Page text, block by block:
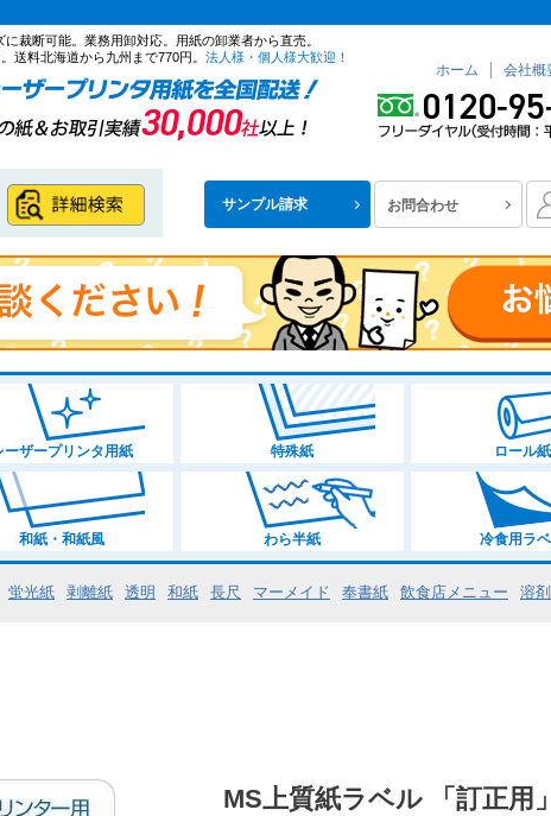
裁断可能。業務用卸対応。用紙の卸業者から直売。
送料北海道から九州まで770円。 法人様・個人様大歓迎！
ホーム 会社概
サンプル請求 お問合わせ
ーザープリンタ用紙 特殊紙 ロール紙
和紙・和紙風 わら半紙 冷食用ラ
蛍光紙 剥離紙 透明 和紙 長尺 マーメイド 奉書紙 飲食店メニュー 溶
MS上質紙ラベル 「訂正用